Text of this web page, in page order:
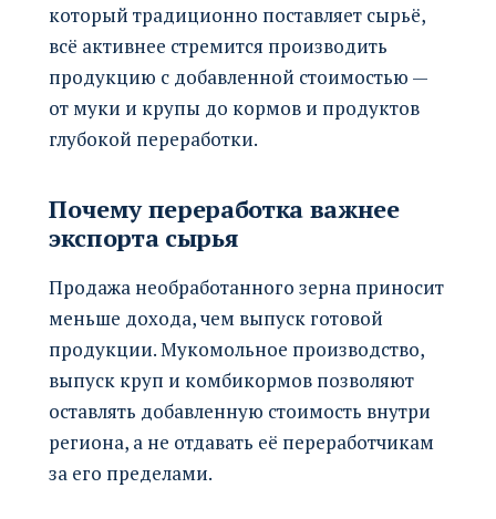
который традиционно поставляет сырьё,
всё активнее стремится производить
продукцию с добавленной стоимостью —
от муки и крупы до кормов и продуктов
глубокой переработки.
Почему переработка важнее
экспорта сырья
Продажа необработанного зерна приносит
меньше дохода, чем выпуск готовой
продукции. Мукомольное производство,
выпуск круп и комбикормов позволяют
оставлять добавленную стоимость внутри
региона, а не отдавать её переработчикам
за его пределами.